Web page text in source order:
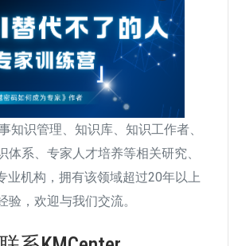
知识管理、知识库、知识工作者、
体系、专家人才培养等相关研究、
业机构，拥有该领域超过20年以上
验，欢迎与我们交流。